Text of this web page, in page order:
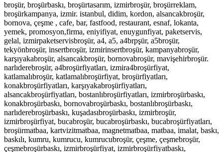
broşür, broşürbaskı, broşürtasarım, izmirbroşür, broşürreklam,
broşürkampanya, izmir. istanbul, didim, kordon, alsancakbroşür,
bornova, çeşme , cafe, bar, fastfood, restaurant, esnaf, lokanta,
yemek, promosyon,firma, eniyifiyat, enuygunfiyat, paketservis,
gelal, izmirpaketservisbroşür, a4, a5, a4brpşür, a5broşür,
tekyönbroşür, insertbroşür, izmirinsertbroşür, kampanyabroşür,
karşıyakabroşür, alsancakbroşür, bornovabroşür, mavişehirbroşür.
narlıderebroşür, a4broşürfiyatları, izmira4broşürfiyat,
katlamalıbroşür, katlamalıbroşürfiyat, broşürfiyatları,
konakbroşürfiyatları, karşıyakabroşürfiyatları,
alsancakbroşürfiyatları, bostanlıbroşürfiyatları, izmirbroşürbaskı,
konakbroşürbaskı, bornovabroşürbaskı, bostanlıbroşürbaskı,
narlıderebroşürbaskı, kuşadasıbroşürbaskı, izmirbroşür,
izmirbroşürfiyat, bucabroşür, bucabroşürbaskı, bucabroşürfiyatları,
broşürmatbaa, kartvizitmatbaa, magnetmatbaa, matbaa, imalat, baskı,
baskılı, kumru, kumrucu, kumrucubroşür, çeşme, çeşmebroşür,
çeşmebroşürbaskı, izmirbroşürfiyat, izmirbroşürfiyatbaskı,